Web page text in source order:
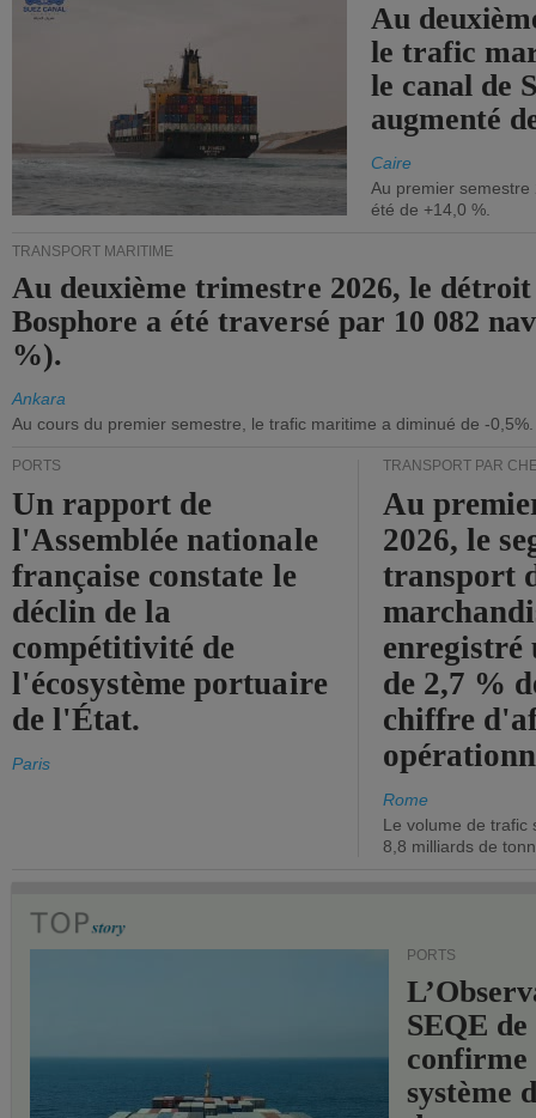
Au
le trafic
le canal de
augmenté
Caire
Au premier
été de +14,0 %.
TRANSPORT MARITIME
Au deuxième trimestre 2026, le
Bosphore a été traversé par 10 082
%).
Ankara
Au cours du premier semestre, le trafic maritime a diminué de -0,5%.
PORTS
Un rapport de
l'Assemblée nationale
française constate le
déclin de la
compétitivité de
l'écosystème portuaire
de l'État.
Paris
TRANSPORT PAR
Au
2026, le
transport
enregistré
de 2,7 %
chiffre
Rome
Le volume de trafic
8,8 milliards de
PORTS
SEQE de
confirme
système